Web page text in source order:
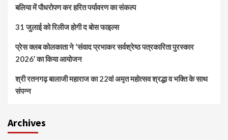
बलिया में पौधरोपण कर हरित पर्यावरण का संकल्प
31 जुलाई को रिलीज होगी द बोस फाइल्स
प्रेस क्लब कोलकाता ने ‘संवाद प्रभाकर सर्वश्रेष्ठ पत्रकारिता पुरस्कार
2026’ का किया आयोजन
श्री रतनगढ़ बालाजी महाराज का 22वां अमृत महोत्सव श्रद्धा व भक्ति के साथ
संपन्न
Archives